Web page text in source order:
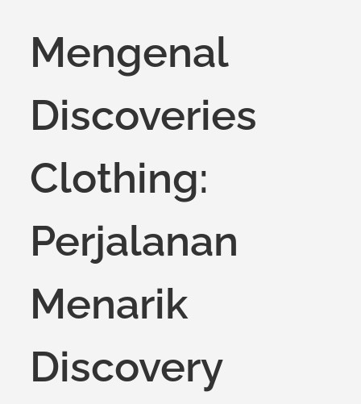
Mengenal
Discoveries
Clothing:
Perjalanan
Menarik
Discovery